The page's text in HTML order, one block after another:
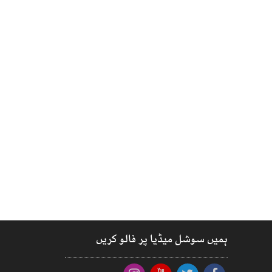
ہمیں سوشل میڈیا پر فالو کریں